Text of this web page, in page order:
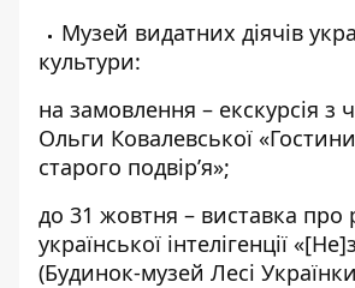
Музей видатних діячів
культури:
на замовлення – екскурсія з
Ольги Ковалевської
старого подвір’я»;
до 31 жовтня – виставка про
української інтелігенції
(Будинок-музей Лесі